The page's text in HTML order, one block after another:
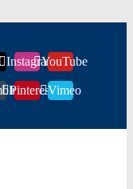
InstagramYouTube
PinterestVimeo